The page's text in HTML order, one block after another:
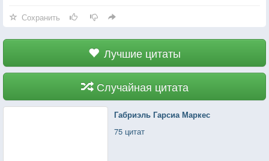
Сохранить
Лучшие цитаты
Случайная цитата
Габриэль Гарсиа Маркес
75 цитат